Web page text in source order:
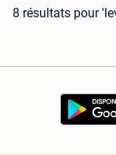
8 résultats pour